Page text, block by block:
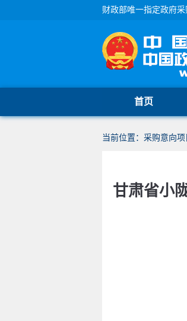
财政部唯一指定政府
首页
当前位置：采购意向
甘肃省小